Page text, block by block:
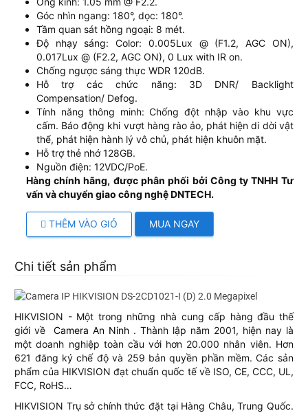
Góc nhìn ngang: 180°, dọc: 180°.
Tầm quan sát hồng ngoại: 8 mét.
Độ nhạy sáng: Color: 0.005Lux @ (F1.2, AGC ON),
0.017Lux @ (F2.2, AGC ON), 0 Lux with IR on.
Chống ngược sáng thực WDR 120dB.
Hỗ trợ các chức năng: 3D DNR/ Backlight
Compensation/ Defog.
Tính năng thông minh: Chống đột nhập vào khu vực
cấm. Báo động khi vượt hàng rào ảo, phát hiện di dời vật
thể, phát hiện hành lý vô chủ, phát hiện khuôn mặt.
Hỗ trợ thẻ nhớ 128GB.
Nguồn điện: 12VDC/PoE.
Hàng chính hãng, được phân phối bởi Công ty TNHH Tư
vấn và chuyển giao công nghệ DNTECH.
THÊM VÀO GIỎ MUA NGAY
Chi tiết sản phẩm
HIKVISION - Một trong những nhà cung cấp hàng đầu thế
giới vềCamera An Ninh . Thành lập năm 2001, hiện nay là
một doanh nghiệp toàn cầu với hơn 20.000 nhân viên. Hơn
621 đăng ký chế độ và 259 bản quyền phần mềm. Các sản
phẩm của HIKVISION đạt chuẩn quốc tế về ISO, CE, CCC, UL,
FCC, RoHS…
HIKVISION Trụ sở chính thức đặt tại Hàng Châu, Trung Quốc.